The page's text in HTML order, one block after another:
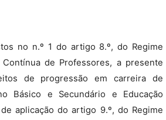
no n.º 1 do artigo 8.º, do Regime
de Professores, a presente
de progressão em carreira de
Básico e Secundário e Educação
aplicação do artigo 9.º, do Regime